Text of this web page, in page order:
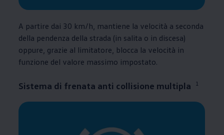
A partire dai 30 km/h, mantiene la velocità a seconda
della pendenza della strada (in salita o in discesa)
oppure, grazie al limitatore, blocca la velocità in
funzione del valore massimo impostato.
Sistema di frenata anti collisione multipla 1